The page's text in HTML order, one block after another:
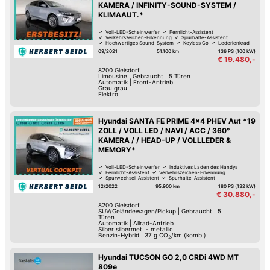
KAMERA / INFINITY-SOUND-SYSTEM /
KLIMAAUT.*
Voll-LED-Scheinwerfer
Fernlicht-Assistent
Verkehrszeichen-Erkennung
Spurhalte-Assistent
Hochwertiges Sound-System
Keyless Go
Lederlenkrad
LED-Tag-Fahrlicht
09/2021 51.100 km 136 PS (100 kW)
€ 19.480,-
8200 Gleisdorf
Limousine| Gebraucht
5 Türen
Automatik| Front-Antrieb
Grau grau
Elektro
Hyundai SANTA FE PRIME 4x4 PHEV Aut *19
ZOLL / VOLL LED / NAVI / ACC / 360°
KAMERA / / HEAD-UP / VOLLLEDER &
MEMORY*
Voll-LED-Scheinwerfer
Induktives Laden des Handys
Fernlicht-Assistent
Verkehrszeichen-Erkennung
Spurwechsel-Assistent
Spurhalte-Assistent
Hochwertiges Sound-System
12/2022 95.900 km 180 PS (132 kW)
€ 30.880,-
8200 Gleisdorf
SUV/Geländewagen/Pickup| Gebraucht
5
Türen
Automatik| Allrad-Antrieb
Silber silbermet. - metallic
Benzin-Hybrid
37 g CO2 /km (komb.)
Hyundai TUCSON GO 2,0 CRDi 4WD MT
809e